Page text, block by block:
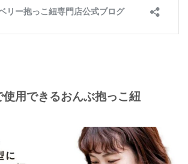
使用できるおんぶ抱っこ紐